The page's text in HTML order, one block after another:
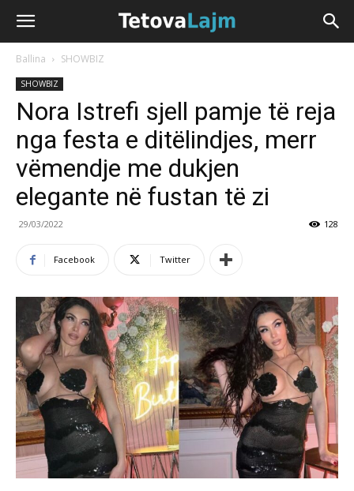
Ballina SHOWBIZ
SHOWBIZ
Nora Istrefi sjell pamje të reja
nga festa e ditëlindjes, merr
vëmendje me dukjen
elegante në fustan të zi
29/03/2022 128
Facebook Twitter